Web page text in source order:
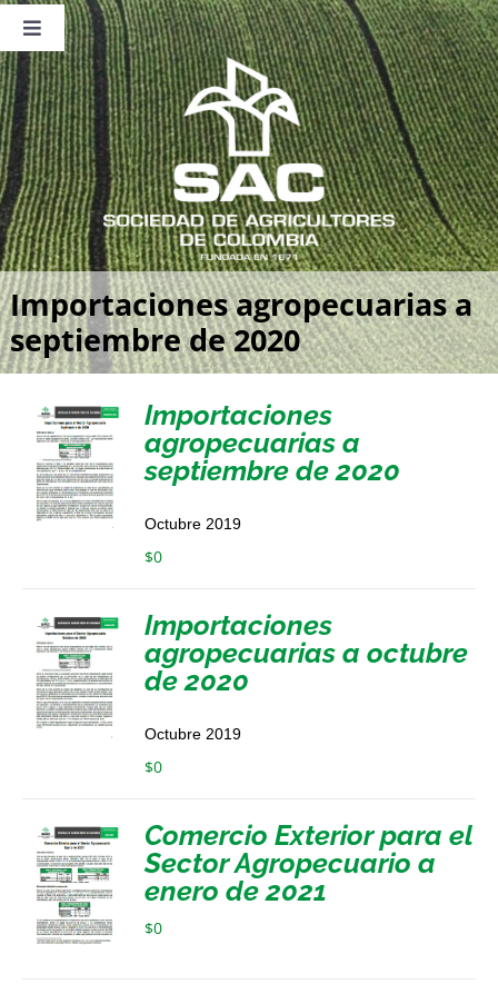
Saltar
contenido
Toggle
Navigation
Nosotros
Publicaciones
Sala de Prensa
Eventos
Importaciones agropecuarias a
septiembre de 2020
Importaciones
agropecuarias a
septiembre de 2020
Octubre 2019
$0
Importaciones
agropecuarias a octubre
de 2020
Octubre 2019
$0
Comercio Exterior para el
Sector Agropecuario a
enero de 2021
$0